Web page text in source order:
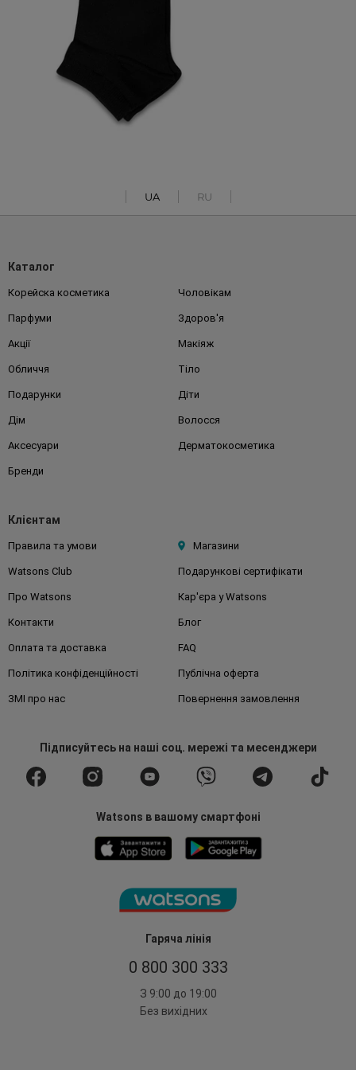
UA RU
Гаряча лінія
0 800 300 333
З 9:00 до 19:00
Без вихідних
Каталог
Корейска косметика Чоловікам
Парфуми Здоров'я
Акції Макіяж
Обличчя Тіло
Подарунки Діти
Дім Волосся
Аксесуари Дерматокосметика
Бренди
Клієнтам
Правила та умови Магазини
Watsons Club Подарункові сертифікати
Про Watsons Кар'єра у Watsons
Контакти Блог
Оплата та доставка FAQ
Політика конфіденційності Публічна оферта
ЗМІ про нас Повернення замовлення
Підписуйтесьна наші соц. мережі та месенджери
Watsons в вашому смартфоні